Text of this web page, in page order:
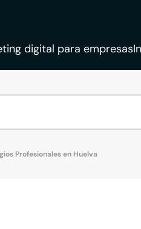
digital para empresas
Profesionales en Huelva